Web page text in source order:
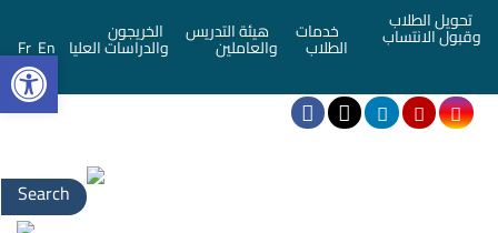
تحويل الطلاب
وقبول الانتساب خدمات
الطلاب
هيئة التدريس
والعاملين
الخريجون
والدراسات العليا En
Fr